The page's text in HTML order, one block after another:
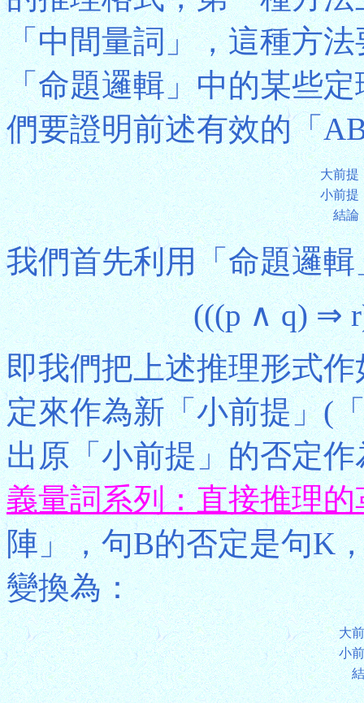
「中間量詞」，這種方
「命題邏輯」中的某些
們要證明前述有效的「
大前提
小前提
結論
我們首先利用「命題邏
(((p ∧ q) ⇒
即我們把上述推理形式
定來作為新「小前提」(
出原「小前提」的否定
義量詞系列：直接推理的
陣」，句B的否定是句K
變換為：
大
小